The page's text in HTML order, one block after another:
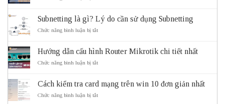
lợi
của
thống
thông
ITS
là
Mask
động
Subnetting là gì? Lý do cần sử dụng Subnetting
Chức năng bình luận bị tắtở
gì?
sử
dụng
Subnetting
Hướng dẫn cấu hình Router Mikrotik chi tiết nhất
Chức năng bình luận bị tắtở
cấu
Cách kiểm tra card mạng trên win 10 đơn giản nhất
Chức năng bình luận bị tắtở